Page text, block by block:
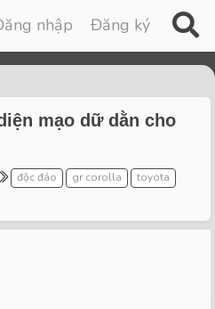
nhập Đăng ký
mạo dữ dằn cho
T
a
s
độc đáo gr corolla
toyota